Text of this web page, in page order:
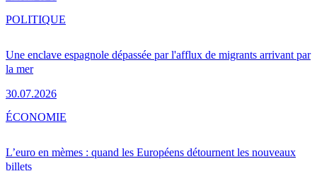
Une enclave espagnole dépassée par l'afflux de migrants arrivant par
la mer
30.07.2026
POLITIQUE
L’euro en mèmes : quand les Européens détournent les nouveaux
billets
ÉCONOMIE